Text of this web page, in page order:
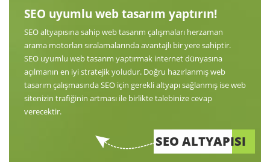
SEO uyumlu web tasarım yaptırın!
SEO altyapısına sahip web tasarım çalışmaları herzaman
arama motorları sıralamalarında avantajlı bir yere sahiptir.
SEO uyumlu web tasarım yaptırmak internet dünyasına
açılmanın en iyi stratejik yoludur. Doğru hazırlanmış web
tasarım çalışmasında SEO için gerekli altyapı sağlanmış ise web
sitenizin trafiğinin artması ile birlikte talebinize cevap
verecektir.
SEO ALTYAPISI